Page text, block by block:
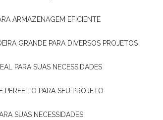
ARMAZENAGEM EFICIENTE
GRANDE PARA DIVERSOS PROJETOS
PARA SUAS NECESSIDADES
PERFEITO PARA SEU PROJETO
SUAS NECESSIDADES